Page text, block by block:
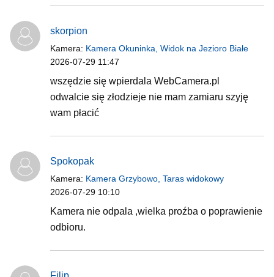
skorpion
Kamera: Kamera Okuninka, Widok na Jezioro Białe
2026-07-29 11:47
wszędzie się wpierdala WebCamera.pl
odwalcie się złodzieje nie mam zamiaru szyję
wam płacić
Spokopak
Kamera: Kamera Grzybowo, Taras widokowy
2026-07-29 10:10
Kamera nie odpala ,wielka proźba o poprawienie
odbioru.